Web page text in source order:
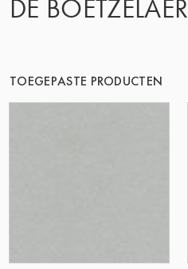
DE BOETZELAER
TOEGEPASTE PRODUCTEN